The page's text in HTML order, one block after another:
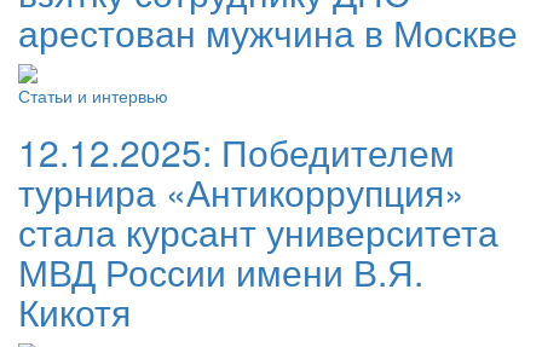
арестован мужчина в Москве
Статьи и интервью
12.12.2025: Победителем
турнира «Антикоррупция»
стала курсант университета
МВД России имени В.Я.
Кикотя